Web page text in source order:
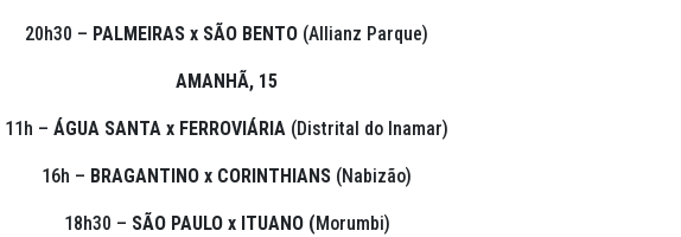
20h30 – PALMEIRAS x SÃO BENTO (Allianz Parque)
AMANHÃ, 15
11h – ÁGUA SANTA x FERROVIÁRIA (Distrital do Inamar)
16h – BRAGANTINO x CORINTHIANS (Nabizão)
18h30 – SÃO PAULO x ITUANO (Morumbi)